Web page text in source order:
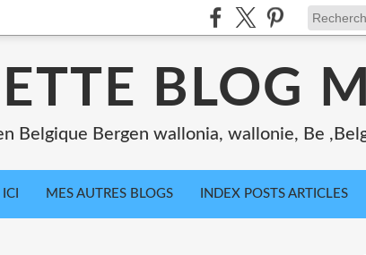
BLOG
Belgique Bergen wallonia, wallonie, Be
MES AUTRES BLOGS INDEX POSTS ARTICLES